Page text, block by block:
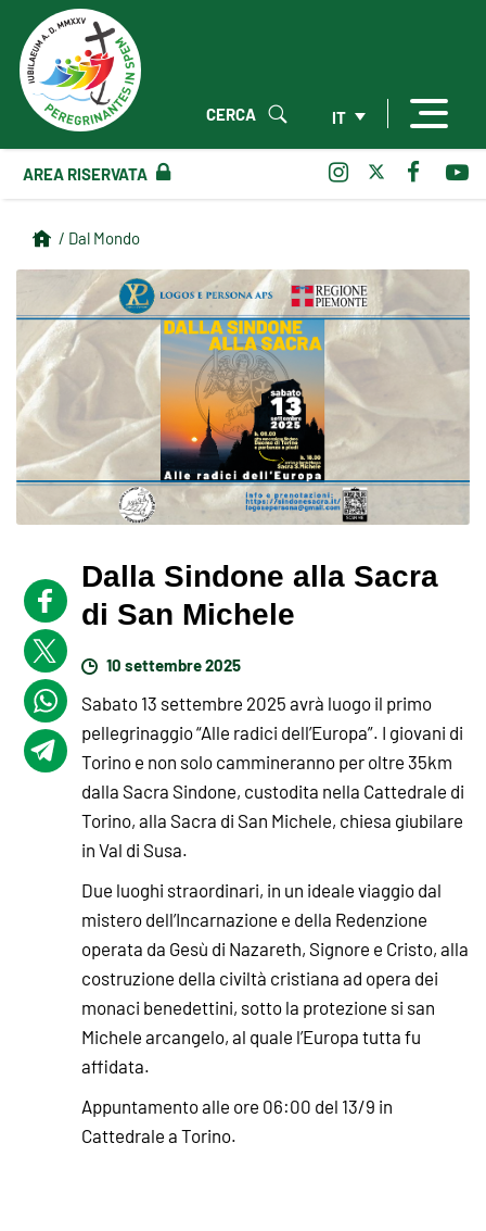
IT
CERCA
AREA RISERVATA
/ Dal Mondo
Dalla Sindone alla Sacra
di San Michele
10 settembre 2025
Sabato 13 settembre 2025 avrà luogo il primo
pellegrinaggio “Alle radici dell’Europa”. I giovani di
Torino e non solo cammineranno per oltre 35km
dalla Sacra Sindone, custodita nella Cattedrale di
Torino, alla Sacra di San Michele, chiesa giubilare
in Val di Susa.
Due luoghi straordinari, in un ideale viaggio dal
mistero dell’Incarnazione e della Redenzione
operata da Gesù di Nazareth, Signore e Cristo, alla
costruzione della civiltà cristiana ad opera dei
monaci benedettini, sotto la protezione si san
Michele arcangelo, al quale l’Europa tutta fu
affidata.
Appuntamento alle ore 06:00 del 13/9 in
Cattedrale a Torino.